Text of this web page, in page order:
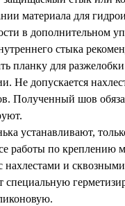
материала для
в дополнительном
стыка
планку для
Не допускается
Полученный шов
устанавливают,
работы по креплению
нахлестами и
специальную